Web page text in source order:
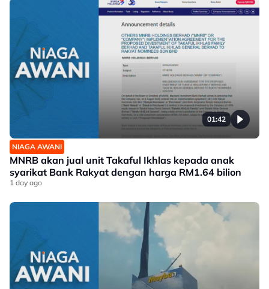
01:42
NIAGA AWANI
MNRB akan jual unit Takaful Ikhlas kepada anak
syarikat Bank Rakyat dengan harga RM1.64 bilion
1 day ago